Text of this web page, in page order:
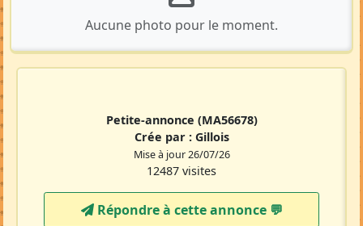
Aucune photo pour le moment.
Petite-annonce (MA56678)
Crée par : Gillois
Mise à jour 26/07/26
12487 visites
Répondre à cette annonce 💬​